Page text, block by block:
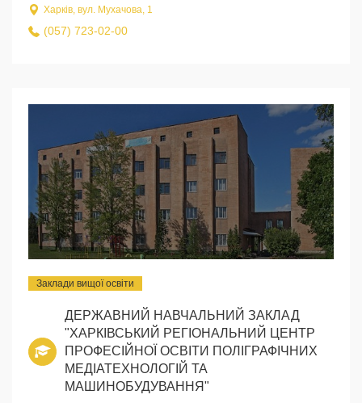
Харків, вул. Мухачова, 1
(057) 723-02-00
Заклади вищої освіти
ДЕРЖАВНИЙ НАВЧАЛЬНИЙ ЗАКЛАД
"ХАРКІВСЬКИЙ РЕГІОНАЛЬНИЙ ЦЕНТР
ПРОФЕСІЙНОЇ ОСВІТИ ПОЛІГРАФІЧНИХ
МЕДІАТЕХНОЛОГІЙ ТА
МАШИНОБУДУВАННЯ"